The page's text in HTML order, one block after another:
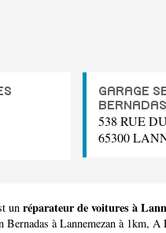
GARAGE
BERNADAS
538 RUE
65300
un réparateur de voitures à
Bernadas à Lannemezan à 1km, A